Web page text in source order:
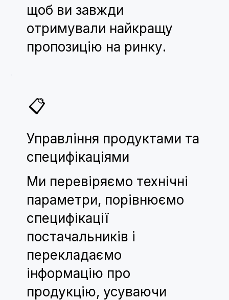
щоб ви завжди
отримували найкращу
пропозицію на ринку.
📋
Управління продуктами та
специфікаціями
Ми перевіряємо технічні
параметри, порівнюємо
специфікації
постачальників і
перекладаємо
інформацію про
продукцію, усуваючи